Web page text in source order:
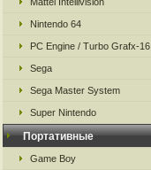
Nintendo 64
PC Engine / Turbo Grafx-16
Sega
Sega Master System
Super Nintendo
Портативные
Game Boy